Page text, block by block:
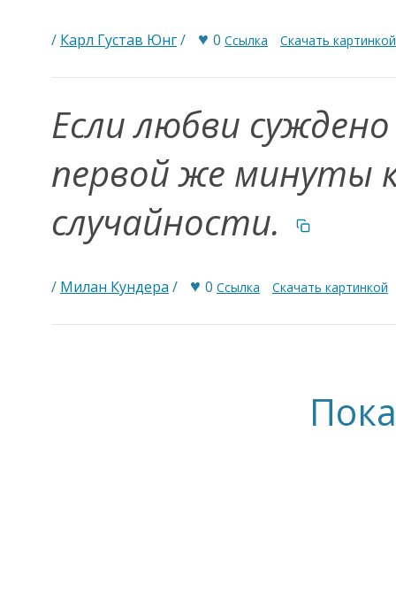
/ Карл Густав Юнг/ ♥ 0 Ссылка Скачать картинкой
Если любви
первой же минуты
случайности.
/ Милан Кундера / ♥ 0 Ссылка Скачать картинкой